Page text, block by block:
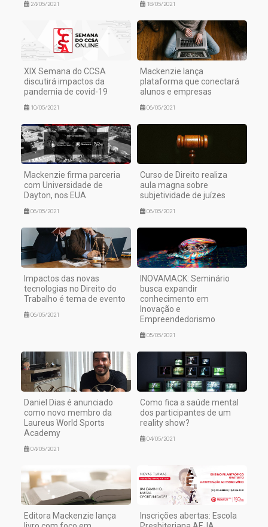
24/05/2021 18/05/2021
XIX Semana do CCSA
discutirá impactos da
pandemia de covid-19
10/05/2021
Mackenzie lança
plataforma que conectará
alunos e empresas
06/05/2021
Mackenzie firma parceria
com Universidade de
Dayton, nos EUA
06/05/2021
Curso de Direito realiza
aula magna sobre
subjetividade de juízes
06/05/2021
Impactos das novas
tecnologias no Direito do
Trabalho é tema de evento
06/05/2021
INOVAMACK: Seminário
busca expandir
conhecimento em
Inovação e
Empreendedorismo
05/05/2021
Daniel Dias é anunciado
como novo membro da
Laureus World Sports
Academy
04/05/2021
Como fica a saúde mental
dos participantes de um
reality show?
04/05/2021
Editora Mackenzie lança
Inscrições abertas: Escola